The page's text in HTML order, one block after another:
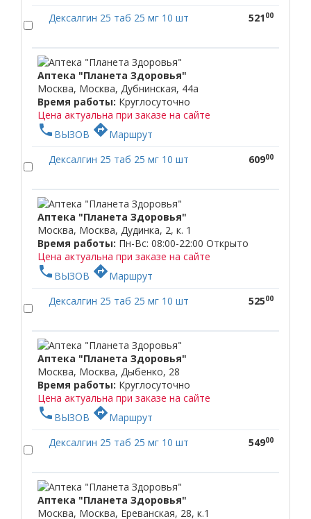
Дексалгин 25 таб 25 мг 10 шт
52100
Аптека "Планета Здоровья"
Москва, Москва, Дубнинская, 44а
Время работы: Круглосуточно
Цена актуальна при заказе на сайте
phone ВЫЗОВ directionsМаршрут
Дексалгин 25 таб 25 мг 10 шт
60900
Аптека "Планета Здоровья"
Москва, Москва, Дудинка, 2, к. 1
Время работы: Пн-Вс: 08:00-22:00 Открыто
Цена актуальна при заказе на сайте
phone ВЫЗОВ directionsМаршрут
Дексалгин 25 таб 25 мг 10 шт
52500
Аптека "Планета Здоровья"
Москва, Москва, Дыбенко, 28
Время работы: Круглосуточно
Цена актуальна при заказе на сайте
phone ВЫЗОВ directionsМаршрут
Дексалгин 25 таб 25 мг 10 шт
54900
Аптека "Планета Здоровья"
Москва, Москва, Ереванская, 28, к.1